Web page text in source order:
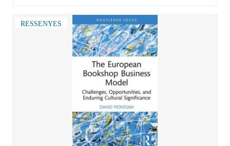
RESSENYES